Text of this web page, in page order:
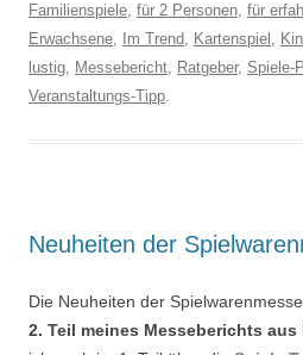
Familienspiele, für 2 Personen, für
Erwachsene, Im Trend, Kartenspiel ,
lustig, Messebericht, Ratgeber, Spiele-
Veranstaltungs-Tipp.
Neuheiten der
Die Neuheiten der
2. Teil meines Messeberichts aus